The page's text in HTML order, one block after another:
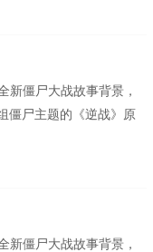
新僵尸大战故事背景，
僵尸主题的《逆战》原
新僵尸大战故事背景，